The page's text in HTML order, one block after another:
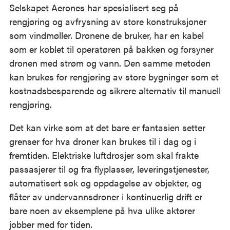
Selskapet Aerones har spesialisert seg på
rengjøring og avfrysning av store konstruksjoner
som vindmøller. Dronene de bruker, har en kabel
som er koblet til operatøren på bakken og forsyner
dronen med strøm og vann. Den samme metoden
kan brukes for rengjøring av store bygninger som et
kostnadsbesparende og sikrere alternativ til manuell
rengjøring.
Det kan virke som at det bare er fantasien setter
grenser for hva droner kan brukes til i dag og i
fremtiden. Elektriske luftdrosjer som skal frakte
passasjerer til og fra flyplasser, leveringstjenester,
automatisert søk og oppdagelse av objekter, og
flåter av undervannsdroner i kontinuerlig drift er
bare noen av eksemplene på hva ulike aktører
jobber med for tiden.